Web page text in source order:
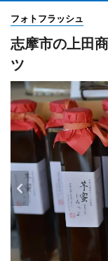
フォトフラッシュ
志摩市の上田
ツ